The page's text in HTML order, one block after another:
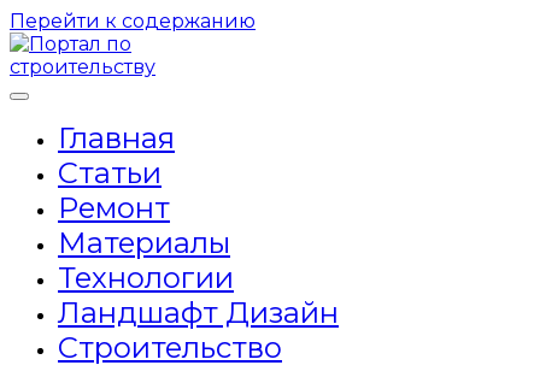
Перейти к содержанию
Главная
Статьи
Ремонт
Материалы
Технологии
Ландшафт Дизайн
Строительство